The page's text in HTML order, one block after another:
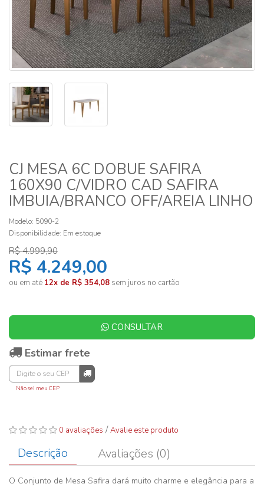
CJ MESA 6C DOBUE SAFIRA
160X90 C/VIDRO CAD SAFIRA
IMBUIA/BRANCO OFF/AREIA LINHO
Modelo: 5090-2
Disponibilidade: Em estoque
R$ 4.999,90
R$ 4.249,00
ou em até 12x de R$ 354,08 sem juros no cartão
CONSULTAR
Estimar frete
Não sei meu CEP
0 avaliações /Avalie este produto
Descrição Avaliações (0)
O Conjunto de Mesa Safira dará muito charme e elegância para a